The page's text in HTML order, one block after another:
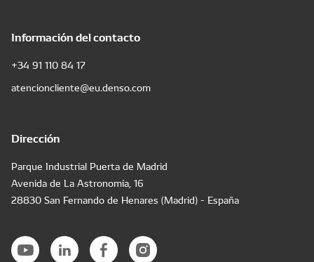
Información del contacto
+34 91 110 84 17
atencioncliente@eu.denso.com
Dirección
Parque Industrial Puerta de Madrid
Avenida de La Astronomía, 16
28830 San Fernando de Henares (Madrid) - España